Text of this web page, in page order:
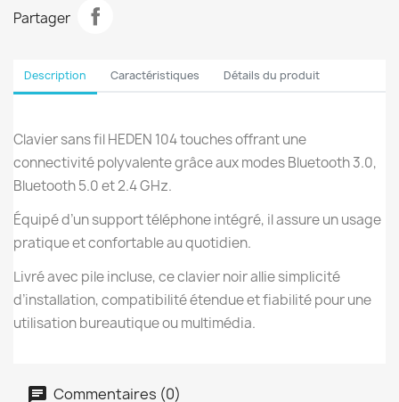
Partager
Description Caractéristiques Détails du produit
Clavier sans fil HEDEN 104 touches offrant une
connectivité polyvalente grâce aux modes Bluetooth 3.0,
Bluetooth 5.0 et 2.4 GHz.
Équipé d’un support téléphone intégré, il assure un usage
pratique et confortable au quotidien.
Livré avec pile incluse, ce clavier noir allie simplicité
d’installation, compatibilité étendue et fiabilité pour une
utilisation bureautique ou multimédia.
Commentaires (0)